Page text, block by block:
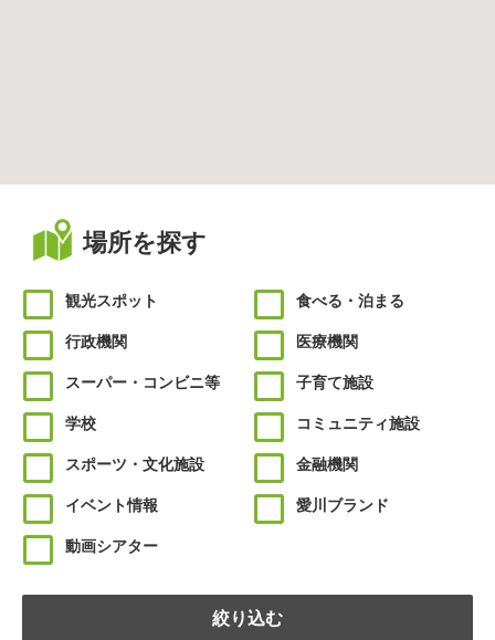
場所を探す
観光スポット 食べる・泊まる
行政機関 医療機関
スーパー・コンビニ等 子育て施設
学校 コミュニティ施設
スポーツ・文化施設 金融機関
イベント情報 愛川ブランド
動画シアター